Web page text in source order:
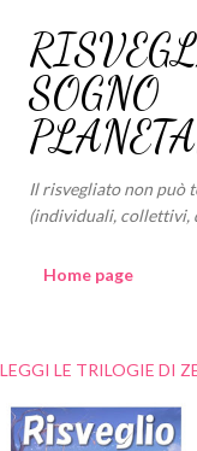
SOGNO
Il risvegliato non può
(individuali, collettivi,
Home page
LEGGI LE TRILOGIE DI